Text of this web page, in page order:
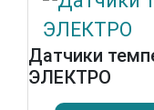
Датчики
ЭЛЕКТРО